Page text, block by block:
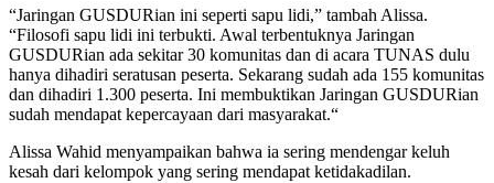
“Jaringan GUSDURian ini seperti sapu lidi,” tambah Alissa.
“Filosofi sapu lidi ini terbukti. Awal terbentuknya Jaringan
GUSDURian ada sekitar 30 komunitas dan di acara TUNAS dulu
hanya dihadiri seratusan peserta. Sekarang sudah ada 155 komunitas
dan dihadiri 1.300 peserta. Ini membuktikan Jaringan GUSDURian
sudah mendapat kepercayaan dari masyarakat.“
Alissa Wahid menyampaikan bahwa ia sering mendengar keluh
kesah dari kelompok yang sering mendapat ketidakadilan.